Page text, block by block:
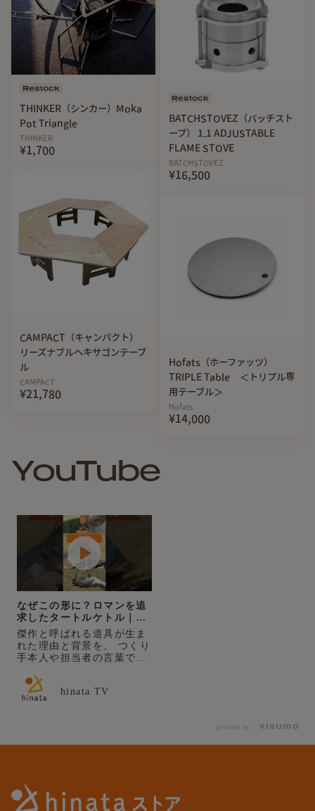
Restock
THINKER（シンカー）Moka
Pot Triangle
THINKER
¥1,700
CAMPACT（キャンパクト）
リーズナブルヘキサゴンテーブ
ル
CAMPACT
¥21,780
Restock
BATCHSTOVEZ（バッチスト
ーブ） 1.1 ADJUSTABLE
FLAME STOVE
BATCHSTOVEZ
¥16,500
Hofats（ホーファッツ）
TRIPLE Table ＜トリプル専
用テーブル＞
Hofats
¥14,000
YouTube
なぜこの形に？ロマンを追
求したタートルケトル｜
ironshop
傑作と呼ばれる道具が生ま
れた理由と背景を、 つくり
手本人や担当者の言葉で紐
り」シリーズ。 今回取り上
げるのは、ironshopの「タ
トル
https://store.hinata.me/pro
hinata TV
powered by